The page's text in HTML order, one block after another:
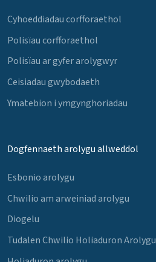
Cyhoeddiadau corfforaethol
Polisïau corfforaethol
Polisïau ar gyfer arolygwyr
Ceisiadau gwybodaeth
Ymatebion i ymgynghoriadau
Dogfennaeth arolygu allweddol
Esbonio arolygu
Chwilio am arweiniad arolygu
Diogelu
Tudalen Chwilio Holiaduron Arolygu